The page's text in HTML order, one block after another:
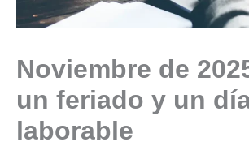
Noviembre de
un feriado y un
laborable